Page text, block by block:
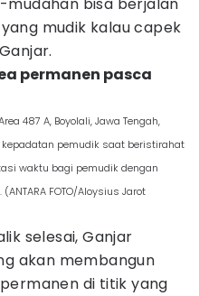
mudik kalau capek
permanen pasca
487 A, Boyolali, Jawa Tengah,
pemudik saat beristirahat
waktu bagi pemudik dengan
FOTO/Aloysius Jarot
selesai, Ganjar
akan membangun
di titik yang